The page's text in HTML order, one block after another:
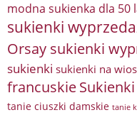
modna sukienka dla 50
sukienki
Orsay sukienki
sukienki sukienki na
francuskie
tanie ciuszki damskie tanie